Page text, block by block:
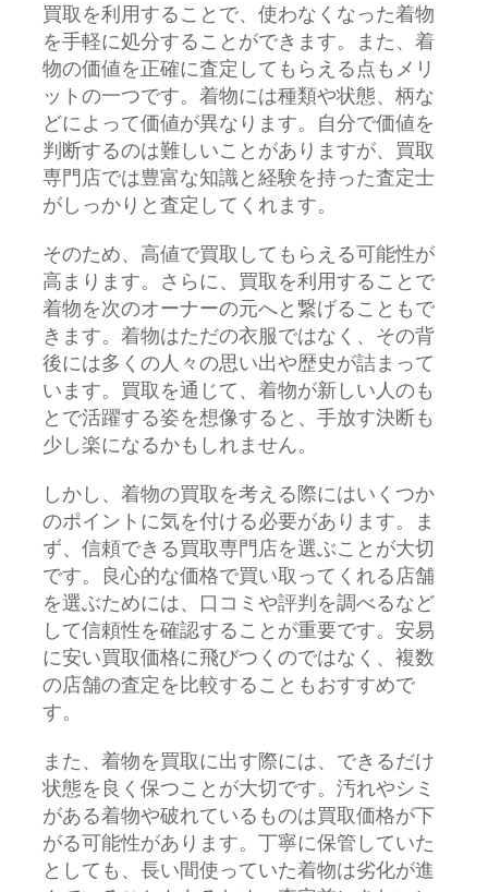
買取を利用することで、使わなくなった着物
を手軽に処分することができます。また、着
物の価値を正確に査定してもらえる点もメリ
ットの一つです。着物には種類や状態、柄な
どによって価値が異なります。自分で価値を
判断するのは難しいことがありますが、買取
専門店では豊富な知識と経験を持った査定士
がしっかりと査定してくれます。
そのため、高値で買取してもらえる可能性が
高まります。さらに、買取を利用することで
着物を次のオーナーの元へと繋げることもで
きます。着物はただの衣服ではなく、その背
後には多くの人々の思い出や歴史が詰まって
います。買取を通じて、着物が新しい人のも
とで活躍する姿を想像すると、手放す決断も
少し楽になるかもしれません。
しかし、着物の買取を考える際にはいくつか
のポイントに気を付ける必要があります。ま
ず、信頼できる買取専門店を選ぶことが大切
です。良心的な価格で買い取ってくれる店舗
を選ぶためには、口コミや評判を調べるなど
して信頼性を確認することが重要です。安易
に安い買取価格に飛びつくのではなく、複数
の店舗の査定を比較することもおすすめで
す。
また、着物を買取に出す際には、できるだけ
状態を良く保つことが大切です。汚れやシミ
がある着物や破れているものは買取価格が下
がる可能性があります。丁寧に保管していた
としても、長い間使っていた着物は劣化が進